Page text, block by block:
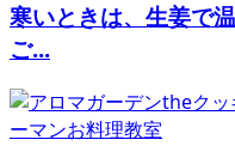
寒いときは、生姜で
ご...